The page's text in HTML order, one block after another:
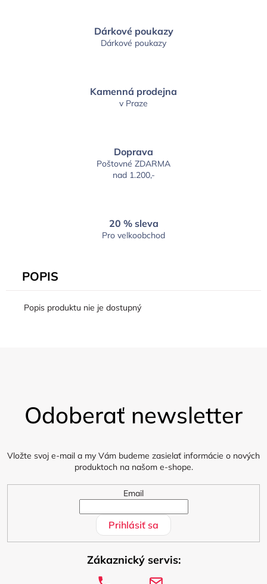
Dárkové poukazy
Dárkové poukazy
Kamenná prodejna
v Praze
Doprava
Poštovné ZDARMA
nad 1.200,-
20 % sleva
Pro velkoobchod
POPIS
Popis produktu nie je dostupný
Odoberať newsletter
Vložte svoj e-mail a my Vám budeme zasielať informácie o nových
produktoch na našom e-shope.
Email
Prihlásiť sa
Zákaznický servis: